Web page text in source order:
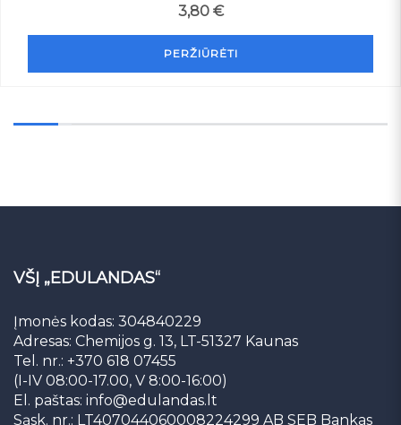
3,80 €
PERŽIŪRĖTI
VŠĮ „EDULANDAS“
Įmonės kodas: 304840229
Adresas: Chemijos g. 13, LT-51327 Kaunas
Tel. nr.: +370 618 07455
(I-IV 08:00-17.00, V 8:00-16:00)
El. paštas: info@edulandas.lt
Sąsk. nr.: LT407044060008224299 AB SEB Bankas